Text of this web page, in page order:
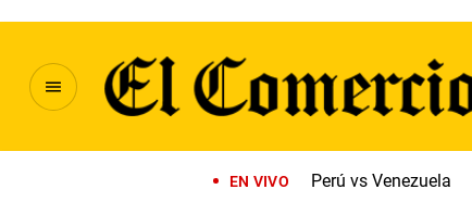
EN VIVO Perú vs Venezuela